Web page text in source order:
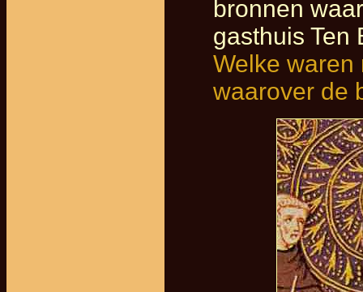
bronnen
gasthuis Ten
Welke waren
waarover de